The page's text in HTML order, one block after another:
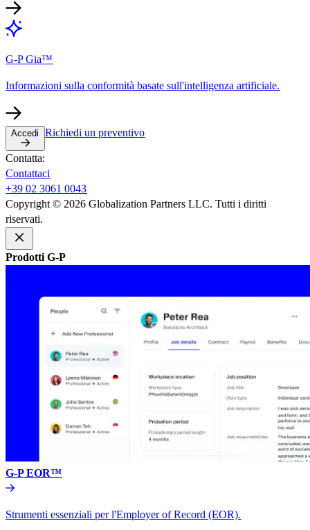
G-P Gia™​​
Informazioni sulla conformità basate sull'intelligenza artificiale.​​
Accedi​​ Richiedi un preventivo​​
Contatta:​​
Contattaci​​
+39 02 3061 0043​​
Copyright © 2026 Globalization Partners LLC. Tutti i diritti
riservati.​​
Prodotti G-P​​
G-P EOR™​​
Strumenti essenziali per l'Employer of Record (EOR).​​